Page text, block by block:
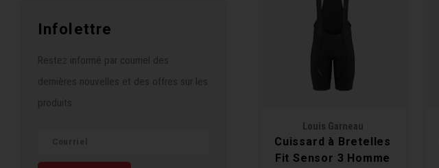
Infolettre
Restez informé par courriel des
dernières nouvelles et des offres sur les
produits
Louis Garneau
Cuissard à Bretelles
Fit Sensor 3 Homme